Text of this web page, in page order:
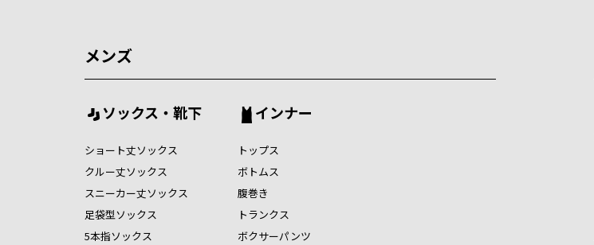
メンズ
ソックス・靴下
ショート丈ソックス
クルー丈ソックス
スニーカー丈ソックス
足袋型ソックス
5本指ソックス
インナー
トップス
ボトムス
腹巻き
トランクス
ボクサーパンツ